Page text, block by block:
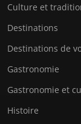
Culture et
Destinations
Destinations de
Gastronomie
Gastronomie et
Histoire